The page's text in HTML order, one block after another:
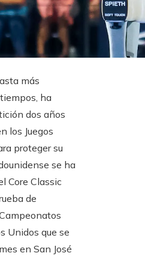
más
ha
dos años
los Juegos
proteger su
se ha
Core Classic
de
Unidos que se
en San José